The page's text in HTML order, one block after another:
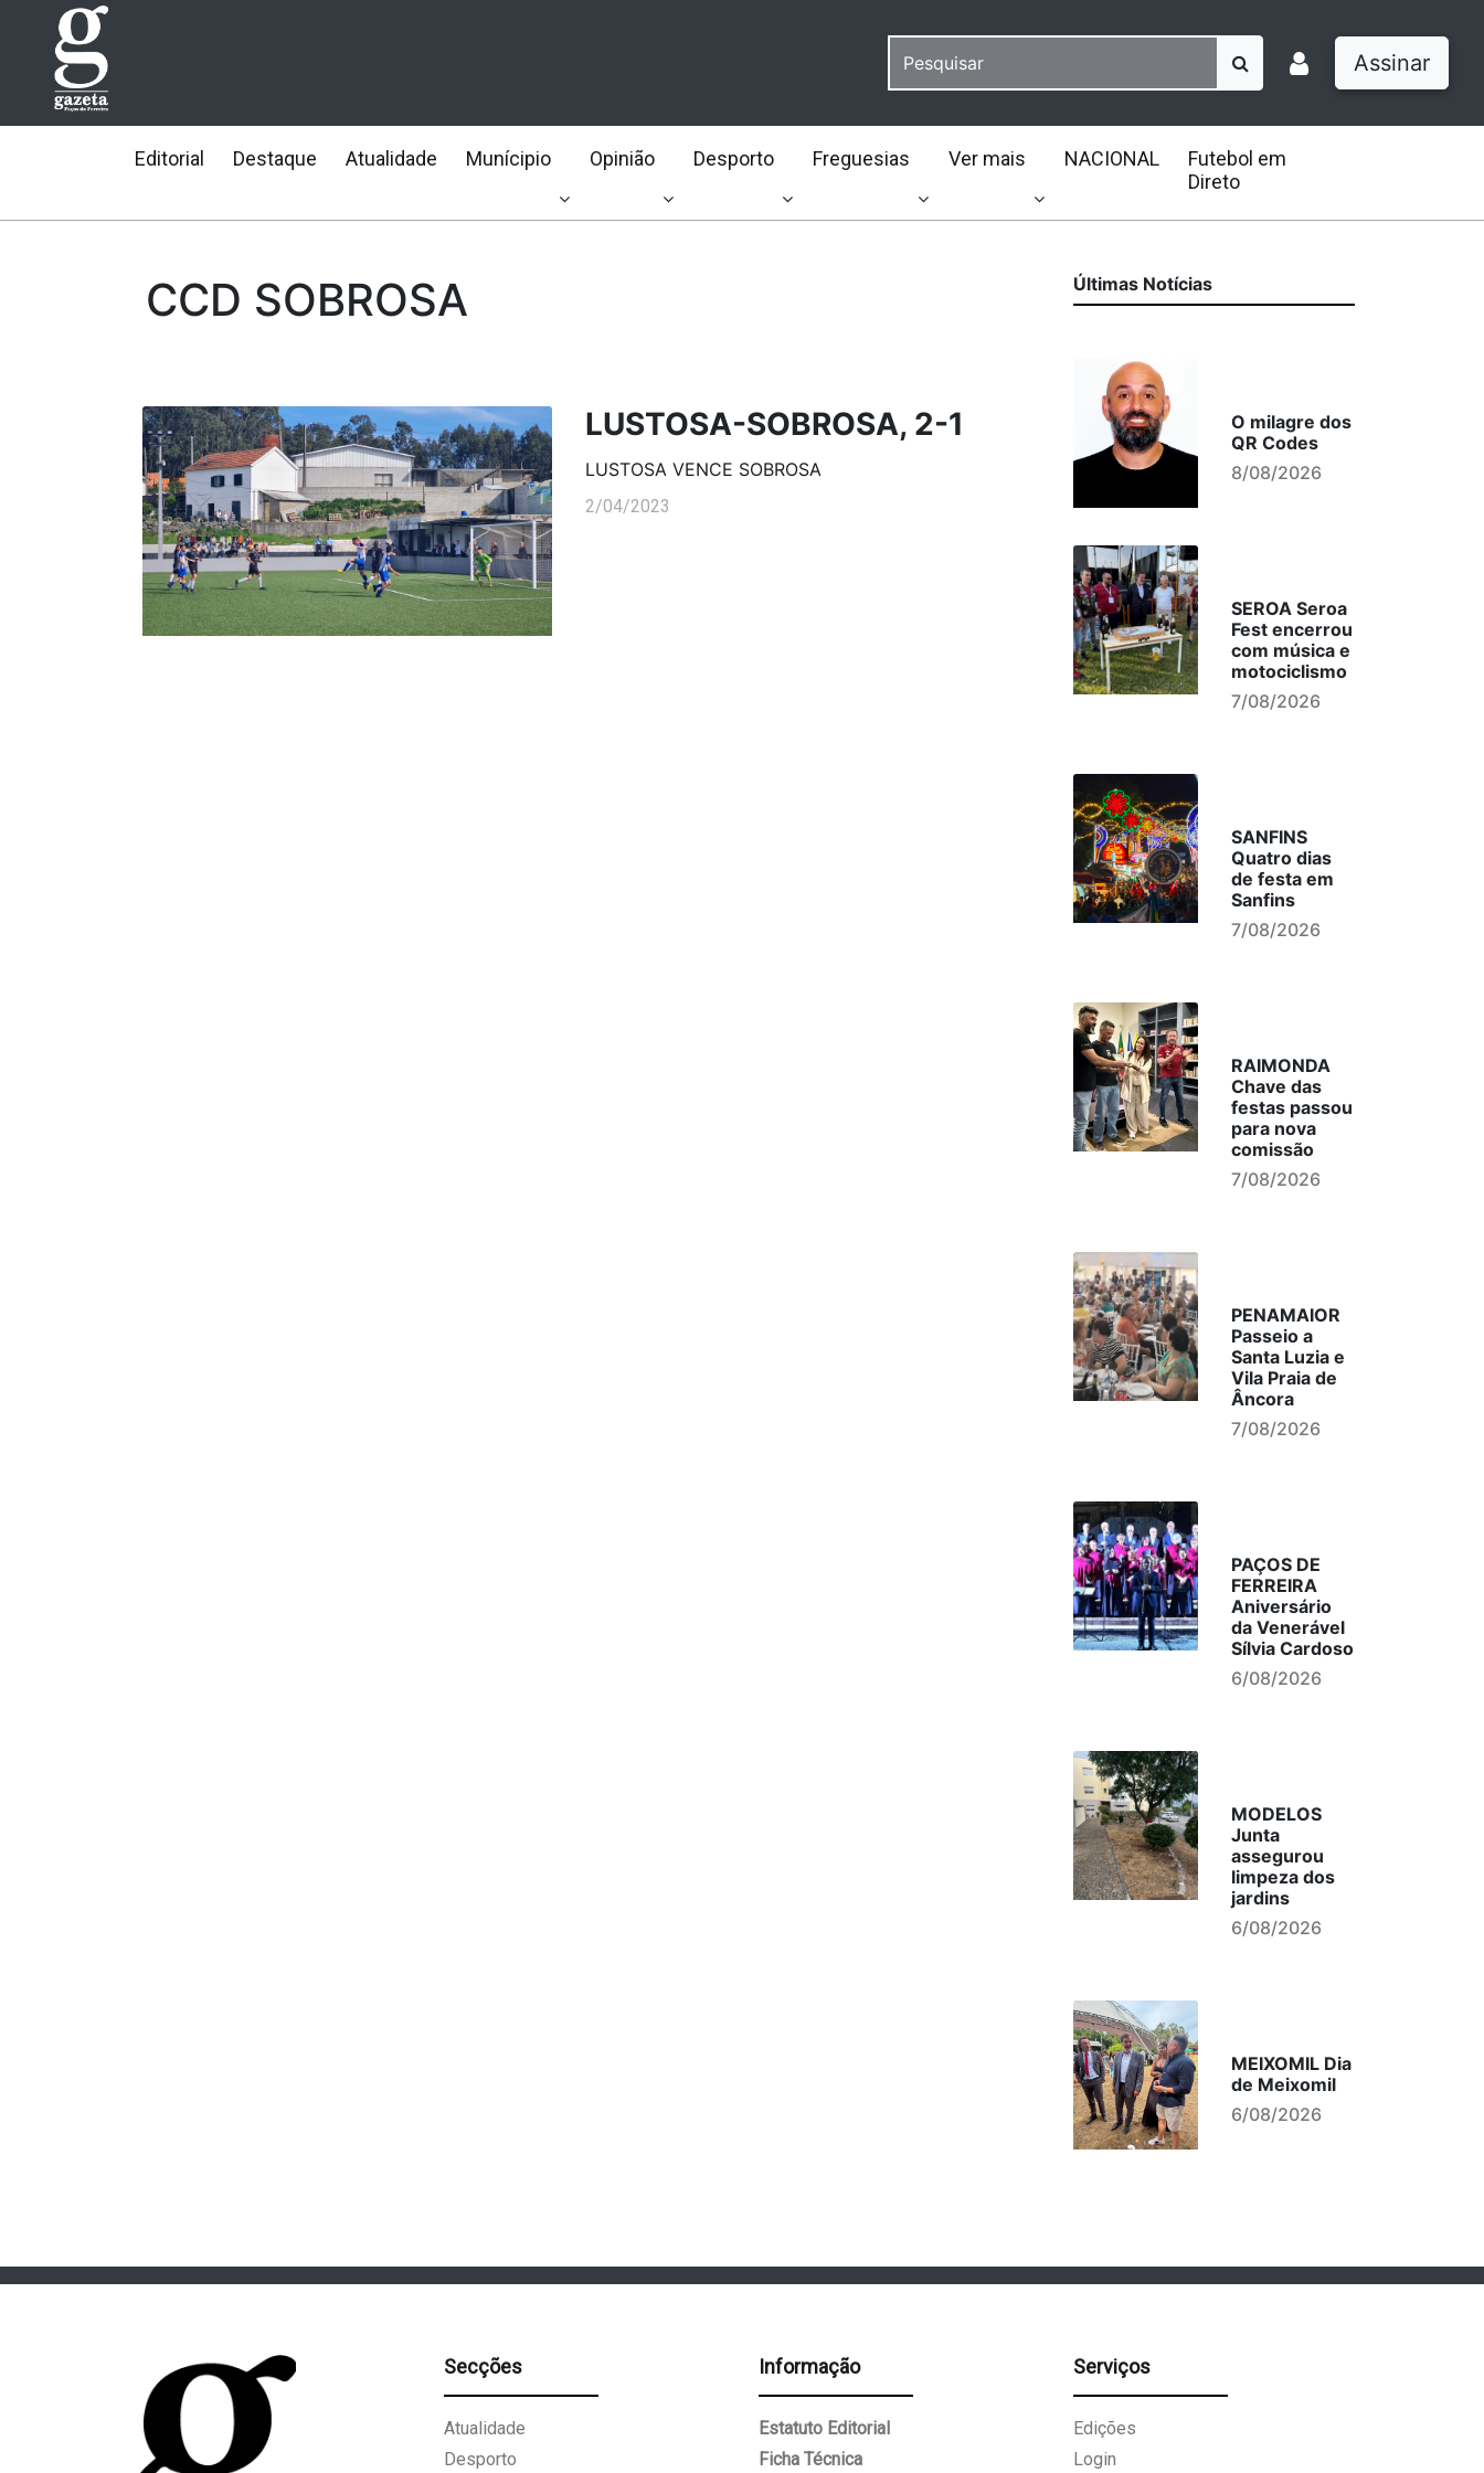
Assinar
Editorial Destaque Atualidade Munícipio Opinião Desporto Freguesias Ver mais NACIONAL
Futebol em
Direto
CCD SOBROSA
LUSTOSA-SOBROSA, 2-1
LUSTOSA VENCE SOBROSA
2/04/2023
Últimas Notícias
O milagre dos
QR Codes
8/08/2026
SEROA Seroa
Fest encerrou
com música e
motociclismo
7/08/2026
SANFINS
Quatro dias
de festa em
Sanfins
7/08/2026
RAIMONDA
Chave das
festas passou
para nova
comissão
7/08/2026
PENAMAIOR
Passeio a
Santa Luzia e
Vila Praia de
Âncora
7/08/2026
PAÇOS DE
FERREIRA
Aniversário
da Venerável
Sílvia Cardoso
6/08/2026
MODELOS
Junta
assegurou
limpeza dos
jardins
6/08/2026
MEIXOMIL Dia
de Meixomil
6/08/2026
Secções
Atualidade
Desporto
Informação
Estatuto Editorial
Ficha Técnica
Serviços
Edições
Login